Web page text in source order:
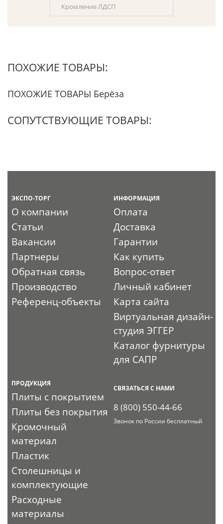
Кромление ЛДСП
ПОХОЖИЕ ТОВАРЫ:
ПОХОЖИЕ ТОВАРЫ Берёза
СОПУТСТВУЮЩИЕ ТОВАРЫ:
ЭКСПО-ТОРГ
О компании
Статьи
Вакансии
Партнеры
Обратная связь
Производство
Референц-объекты
ИНФОРМАЦИЯ
Оплата
Доставка
Гарантии
Как купить
Вопрос-ответ
Личный кабинет
Карта сайта
Виртуальная дизайн-
студия ЭГГЕР
Каталог фурнитуры
для САПР
ПРОДУКЦИЯ
Плиты с покрытием
Плиты без покрытия
Кромочный
материал
Пластик
Столешницы и
комплектующие
Расходные
материалы
СВЯЗАТЬСЯ С НАМИ
8 (800) 550-44-66
Звонок по России бесплатный